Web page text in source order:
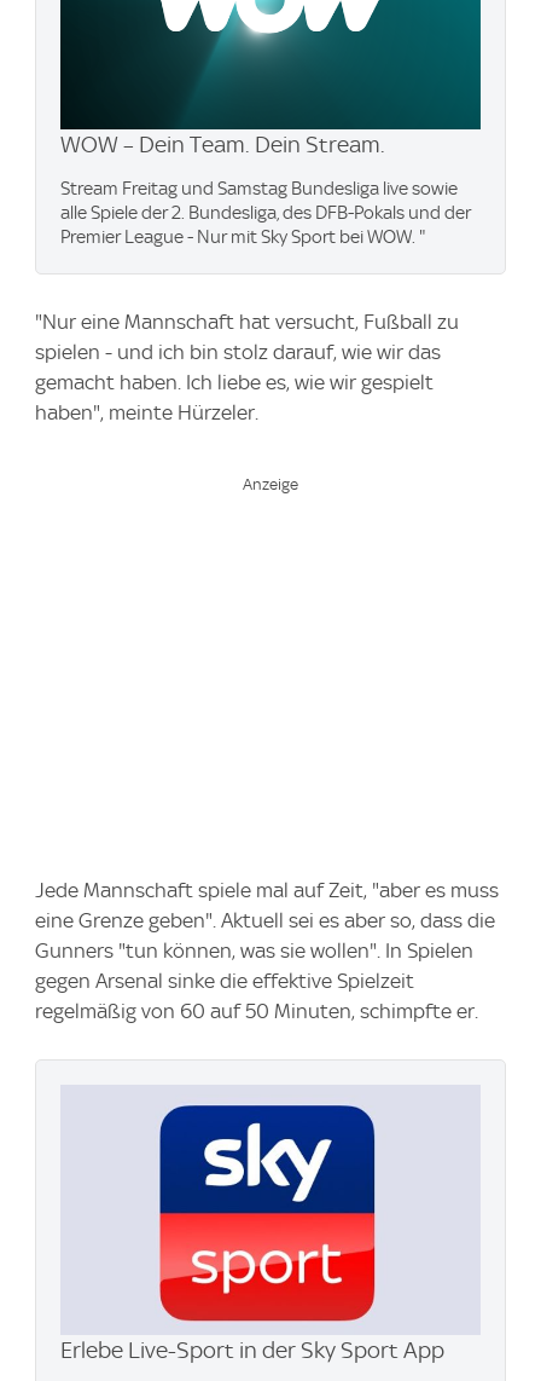
WOW – Dein Team. Dein Stream.
Stream Freitag und Samstag Bundesliga live sowie
alle Spiele der 2. Bundesliga, des DFB-Pokals und der
Premier League - Nur mit Sky Sport bei WOW. "
"Nur eine Mannschaft hat versucht, Fußball zu
spielen - und ich bin stolz darauf, wie wir das
gemacht haben. Ich liebe es, wie wir gespielt
haben", meinte Hürzeler.
Jede Mannschaft spiele mal auf Zeit, "aber es muss
eine Grenze geben". Aktuell sei es aber so, dass die
Gunners "tun können, was sie wollen". In Spielen
gegen Arsenal sinke die effektive Spielzeit
regelmäßig von 60 auf 50 Minuten, schimpfte er.
Erlebe Live-Sport in der Sky Sport App